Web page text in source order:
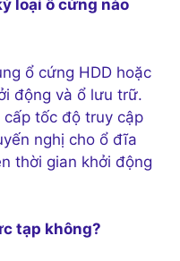
loại ổ cứng nào
ổ cứng HDD hoặc
động và ổ lưu trữ.
cấp tốc độ truy cập
nghị cho ổ đĩa
thời gian khởi động
tạp không?